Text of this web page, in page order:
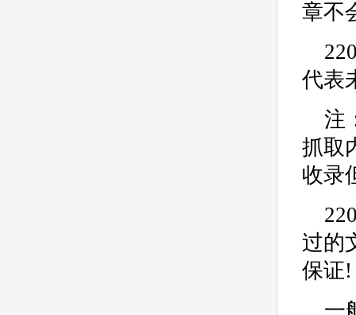
章不
代表
注
抓取
收录
过的
保证!
一